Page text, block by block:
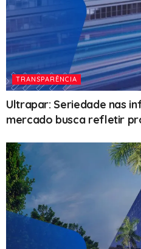
TRANSPARÊNCIA
Ultrapar: Seriedade nas
mercado busca refletir